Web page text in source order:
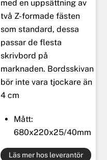
med en uppsättning av
två Z-formade fästen
som standard, dessa
passar de flesta
skrivbord på
marknaden. Bordsskivan
bör inte vara tjockare än
4 cm
Mått:
680x220x25/40mm
Läs mer hos leverantör